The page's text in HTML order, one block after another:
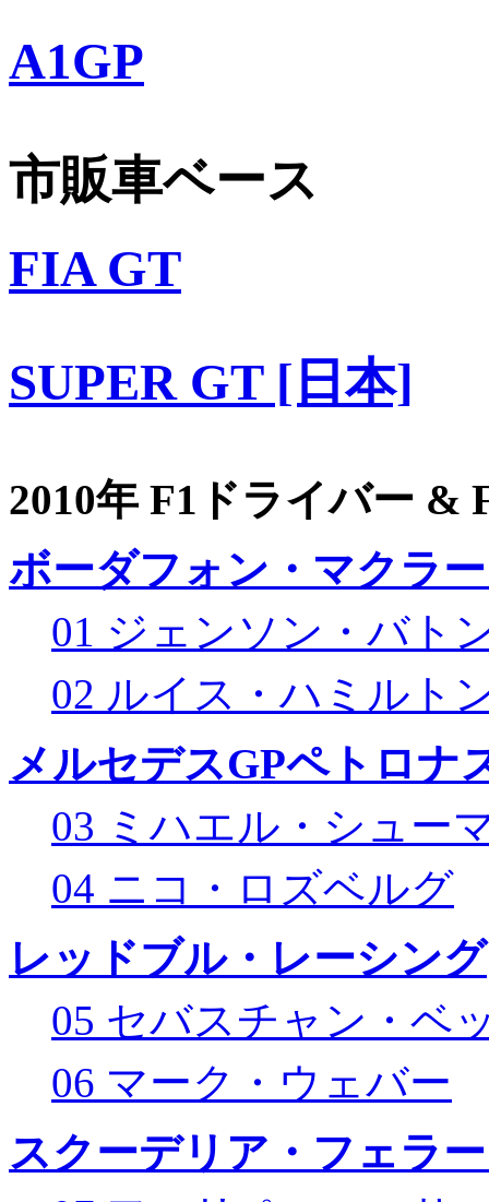
A1GP
市販車ベース
FIA GT
SUPER GT [日本]
2010年 F1ドライバー &
ボーダフォン・マクラ
01 ジェンソン・バト
02 ルイス・ハミルト
メルセデスGPペトロナ
03 ミハエル・シュー
04 ニコ・ロズベルグ
レッドブル・レーシング
05 セバスチャン・ベ
06 マーク・ウェバー
スクーデリア・フェラ